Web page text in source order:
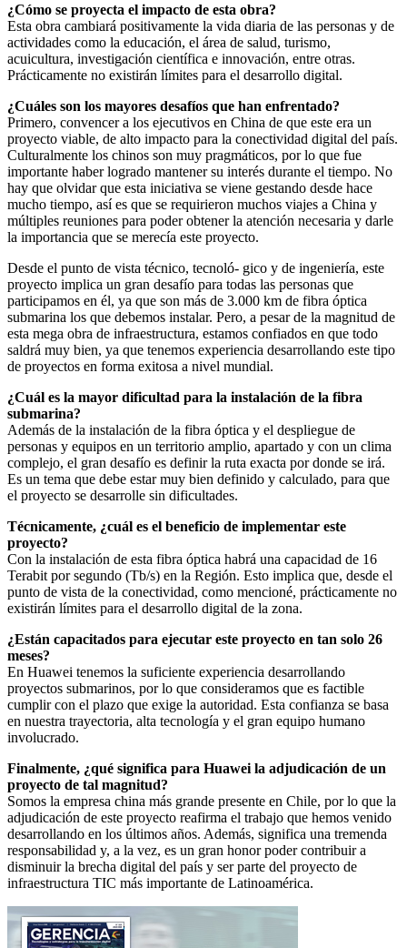
¿Cómo se proyecta el impacto de esta obra?
Esta obra cambiará positivamente la vida diaria de las personas y de
actividades como la educación, el área de salud, turismo,
acuicultura, investigación científica e innovación, entre otras.
Prácticamente no existirán límites para el desarrollo digital.
¿Cuáles son los mayores desafíos que han enfrentado?
Primero, convencer a los ejecutivos en China de que este era un
proyecto viable, de alto impacto para la conectividad digital del país.
Culturalmente los chinos son muy pragmáticos, por lo que fue
importante haber logrado mantener su interés durante el tiempo. No
hay que olvidar que esta iniciativa se viene gestando desde hace
mucho tiempo, así es que se requirieron muchos viajes a China y
múltiples reuniones para poder obtener la atención necesaria y darle
la importancia que se merecía este proyecto.
Desde el punto de vista técnico, tecnoló- gico y de ingeniería, este
proyecto implica un gran desafío para todas las personas que
participamos en él, ya que son más de 3.000 km de fibra óptica
submarina los que debemos instalar. Pero, a pesar de la magnitud de
esta mega obra de infraestructura, estamos confiados en que todo
saldrá muy bien, ya que tenemos experiencia desarrollando este tipo
de proyectos en forma exitosa a nivel mundial.
¿Cuál es la mayor dificultad para la instalación de la fibra
submarina?
Además de la instalación de la fibra óptica y el despliegue de
personas y equipos en un territorio amplio, apartado y con un clima
complejo, el gran desafío es definir la ruta exacta por donde se irá.
Es un tema que debe estar muy bien definido y calculado, para que
el proyecto se desarrolle sin dificultades.
Técnicamente, ¿cuál es el beneficio de implementar este
proyecto?
Con la instalación de esta fibra óptica habrá una capacidad de 16
Terabit por segundo (Tb/s) en la Región. Esto implica que, desde el
punto de vista de la conectividad, como mencioné, prácticamente no
existirán límites para el desarrollo digital de la zona.
¿Están capacitados para ejecutar este proyecto en tan solo 26
meses?
En Huawei tenemos la suficiente experiencia desarrollando
proyectos submarinos, por lo que consideramos que es factible
cumplir con el plazo que exige la autoridad. Esta confianza se basa
en nuestra trayectoria, alta tecnología y el gran equipo humano
involucrado.
Finalmente, ¿qué significa para Huawei la adjudicación de un
proyecto de tal magnitud?
Somos la empresa china más grande presente en Chile, por lo que la
adjudicación de este proyecto reafirma el trabajo que hemos venido
desarrollando en los últimos años. Además, significa una tremenda
responsabilidad y, a la vez, es un gran honor poder contribuir a
disminuir la brecha digital del país y ser parte del proyecto de
infraestructura TIC más importante de Latinoamérica.